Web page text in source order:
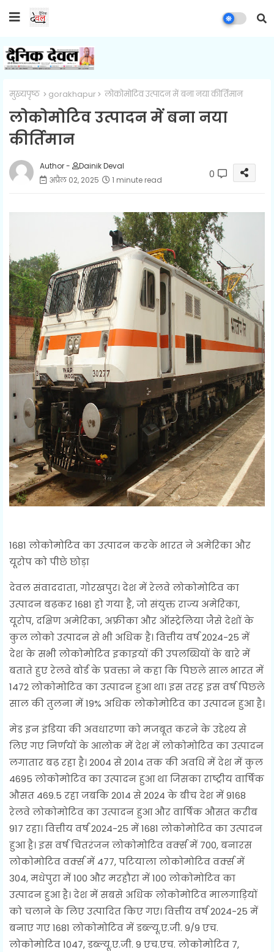
मुख्यपृष्ठ gorakhapur लोकोमोटिव उत्पादन में बना नया कीर्तिमान
लोकोमोटिव उत्पादन में बना नया
कीर्तिमान
Author -
Dainik Deval
अप्रैल 02, 2025
1 minute read 0
1681 लोकोमोटिव का उत्पादन करके भारत ने अमेरिका और
यूरोप को पीछे छोड़ा
देवल संवाददाता, गोरखपुर। देश में रेलवे लोकोमोटिव का
उत्पादन बढ़कर 1681 हो गया है, जो संयुक्त राज्य अमेरिका,
यूरोप, दक्षिण अमेरिका, अफ्रीका और ऑस्ट्रेलिया जैसे देशों के
कुल लोको उत्पादन से भी अधिक है। वित्तीय वर्ष 2024-25 में
देश के सभी लोकोमोटिव इकाइयों की उपलब्धियों के बारे में
बताते हुए रेलवे बोर्ड के प्रवक्ता ने कहा कि पिछले साल भारत में
1472 लोकोमोटिव का उत्पादन हुआ था। इस तरह इस वर्ष पिछले
साल की तुलना में 19% अधिक लोकोमोटिव का उत्पादन हुआ है।
मेड इन इंडिया की अवधारणा को मजबूत करने के उद्देश्य से
लिए गए निर्णयों के आलोक में देश में लोकोमोटिव का उत्पादन
लगातार बढ़ रहा है। 2004 से 2014 तक की अवधि में देश में कुल
4695 लोकोमोटिव का उत्पादन हुआ था जिसका राष्ट्रीय वार्षिक
औसत 469.5 रहा जबकि 2014 से 2024 के बीच देश में 9168
रेलवे लोकोमोटिव का उत्पादन हुआ और वार्षिक औसत करीब
917 रहा। वित्तीय वर्ष 2024-25 में 1681 लोकोमोटिव का उत्पादन
हुआ है। इस वर्ष चितरंजन लोकोमोटिव वर्क्स में 700, बनारस
लोकोमोटिव वर्क्स में 477, पटियाला लोकोमोटिव वर्क्स में
304, मधेपुरा में 100 और मरहौरा में 100 लोकोमोटिव का
उत्पादन हुआ है। देश में सबसे अधिक लोकोमोटिव मालगाड़ियों
को चलाने के लिए उत्पादित किए गए। वित्तीय वर्ष 2024-25 में
बनाए गए 1681 लोकोमोटिव में डब्ल्यू.ए.जी. 9/9 एच.
लोकोमोटिव 1047, डब्ल्यू.ए.जी. 9 एच.एच. लोकोमोटिव 7,